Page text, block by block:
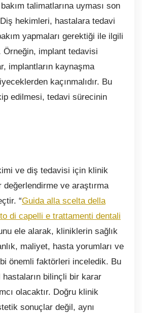
talimatlarına uyması son
hekimleri, hastalara tedavi
yapmaları gerektiği ile ilgili
Örneğin, implant tedavisi
implantların kaynaşma
kaçınmalıdır. Bu
edilmesi, tedavi sürecinin
ve diş tedavisi için klinik
ve araştırma
“Guida alla scelta della
di capelli e trattamenti dentali
ele alarak, kliniklerin sağlık
maliyet, hasta yorumları ve
önemli faktörleri inceledik. Bu
bilinçli bir karar
olacaktır. Doğru klinik
sonuçlar değil, aynı